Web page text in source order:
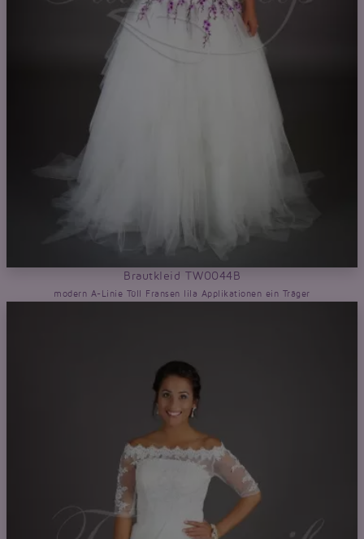
Brautkleid TW0044B
modern A-Linie Tüll Fransen lila Applikationen ein Träger